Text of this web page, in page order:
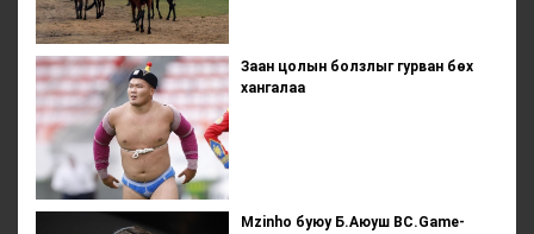
Заан цолын болзлыг гурван бөх
хангалаа
Mzinho буюу Б.Аюуш BC.Game-